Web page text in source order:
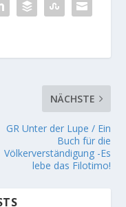
NÄCHSTE
GR Unter der Lupe / Ein
Buch für die
Völkerverständigung -Es
lebe das Filotimo!